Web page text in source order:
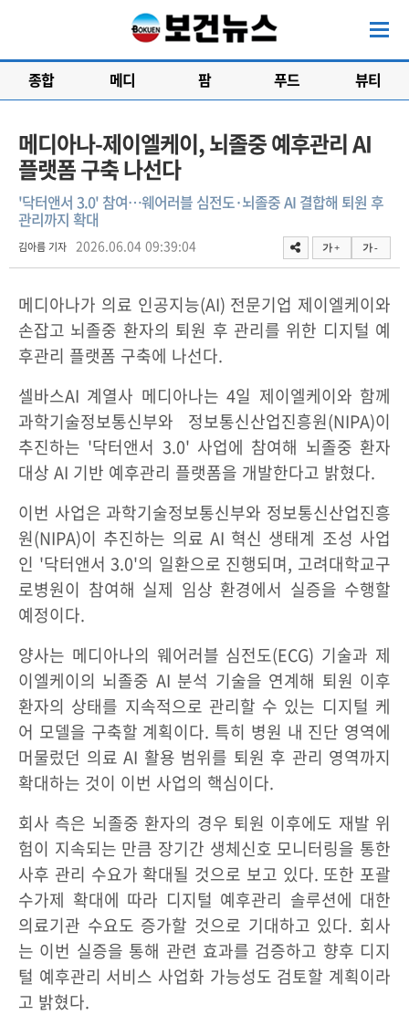
종합 메디 팜 푸드 뷰티
메디아나-제이엘케이, 뇌졸중 예후관리 AI
플랫폼 구축 나선다
'닥터앤서 3.0' 참여…웨어러블 심전도·뇌졸중 AI 결합해 퇴원 후
관리까지 확대
김아름 기자 2026.06.04 09:39:04 가 + 가 -
메디아나가 의료 인공지능(AI) 전문기업 제이엘케이와
손잡고 뇌졸중 환자의 퇴원 후 관리를 위한 디지털 예
후관리 플랫폼 구축에 나선다.
셀바스AI 계열사 메디아나는 4일 제이엘케이와 함께
과학기술정보통신부와 정보통신산업진흥원(NIPA)이
추진하는 '닥터앤서 3.0' 사업에 참여해 뇌졸중 환자
대상 AI 기반 예후관리 플랫폼을 개발한다고 밝혔다.
이번 사업은 과학기술정보통신부와 정보통신산업진흥
원(NIPA)이 추진하는 의료 AI 혁신 생태계 조성 사업
인 '닥터앤서 3.0'의 일환으로 진행되며, 고려대학교구
로병원이 참여해 실제 임상 환경에서 실증을 수행할
예정이다.
양사는 메디아나의 웨어러블 심전도(ECG) 기술과 제
이엘케이의 뇌졸중 AI 분석 기술을 연계해 퇴원 이후
환자의 상태를 지속적으로 관리할 수 있는 디지털 케
어 모델을 구축할 계획이다. 특히 병원 내 진단 영역에
머물렀던 의료 AI 활용 범위를 퇴원 후 관리 영역까지
확대하는 것이 이번 사업의 핵심이다.
회사 측은 뇌졸중 환자의 경우 퇴원 이후에도 재발 위
험이 지속되는 만큼 장기간 생체신호 모니터링을 통한
사후 관리 수요가 확대될 것으로 보고 있다. 또한 포괄
수가제 확대에 따라 디지털 예후관리 솔루션에 대한
의료기관 수요도 증가할 것으로 기대하고 있다. 회사
는 이번 실증을 통해 관련 효과를 검증하고 향후 디지
털 예후관리 서비스 사업화 가능성도 검토할 계획이라
고 밝혔다.